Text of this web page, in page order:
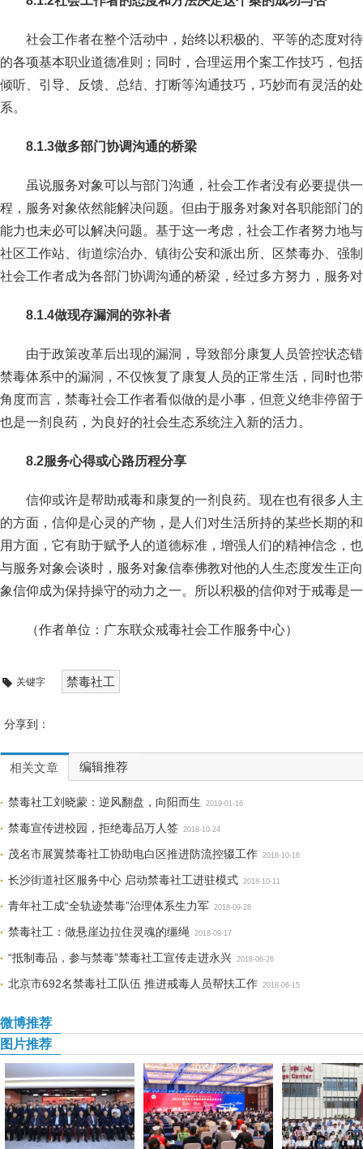
社会工作者在整个活动中，始终以积极的、平等的态度对
的各项基本职业道德准则；同时，合理运用个案工作技巧，包
倾听、引导、反馈、总结、打断等沟通技巧，巧妙而有灵活的
系。
8.1.3做多部门协调沟通的桥梁
虽说服务对象可以与部门沟通，社会工作者没有必要提供
程，服务对象依然能解决问题。但由于服务对象对各职能部门
能力也未必可以解决问题。基于这一考虑，社会工作者努力地
社区工作站、街道综治办、镇街公安和派出所、区禁毒办、强
社会工作者成为各部门协调沟通的桥梁，经过多方努力，服务
8.1.4做现存漏洞的弥补者
由于政策改革后出现的漏洞，导致部分康复人员管控状态
禁毒体系中的漏洞，不仅恢复了康复人员的正常生活，同时也
角度而言，禁毒社会工作者看似做的是小事，但意义绝非停留
也是一剂良药，为良好的社会生态系统注入新的活力。
8.2服务心得或心路历程分享
信仰或许是帮助戒毒和康复的一剂良药。现在也有很多人
的方面，信仰是心灵的产物，是人们对生活所持的某些长期的
用方面，它有助于赋予人的道德标准，增强人们的精神信念，
与服务对象会谈时，服务对象信奉佛教对他的人生态度发生正
象信仰成为保持操守的动力之一。所以积极的信仰对于戒毒是
（作者单位：广东联众戒毒社会工作服务中心）
关键字 禁毒社工
分享到：
相关文章 编辑推荐
禁毒社工刘晓蒙：逆风翻盘，向阳而生 2019-01-16
禁毒宣传进校园，拒绝毒品万人签 2018-10-24
茂名市展翼禁毒社工协助电白区推进防流控辍工作 2018-10-16
长沙街道社区服务中心 启动禁毒社工进驻模式 2018-10-11
青年社工成“全轨迹禁毒”治理体系生力军 2018-09-28
禁毒社工：做悬崖边拉住灵魂的缰绳 2018-09-17
“抵制毒品，参与禁毒”禁毒社工宣传走进永兴 2018-06-26
北京市692名禁毒社工队伍 推进戒毒人员帮扶工作 2018-06-15
微博推荐
图片推荐